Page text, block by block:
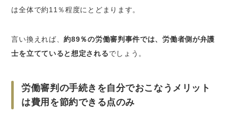
は全体で約11％程度にとどまります。
言い換えれば、約89％の労働審判事件では、労働者側が弁護
士を立てていると想定されるでしょう。
労働審判の手続きを自分でおこなうメリット
は費用を節約できる点のみ